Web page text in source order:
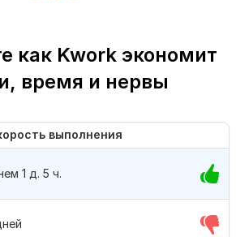
как Kwork экономит
время и нервы
выполнения
1 д. 5 ч.